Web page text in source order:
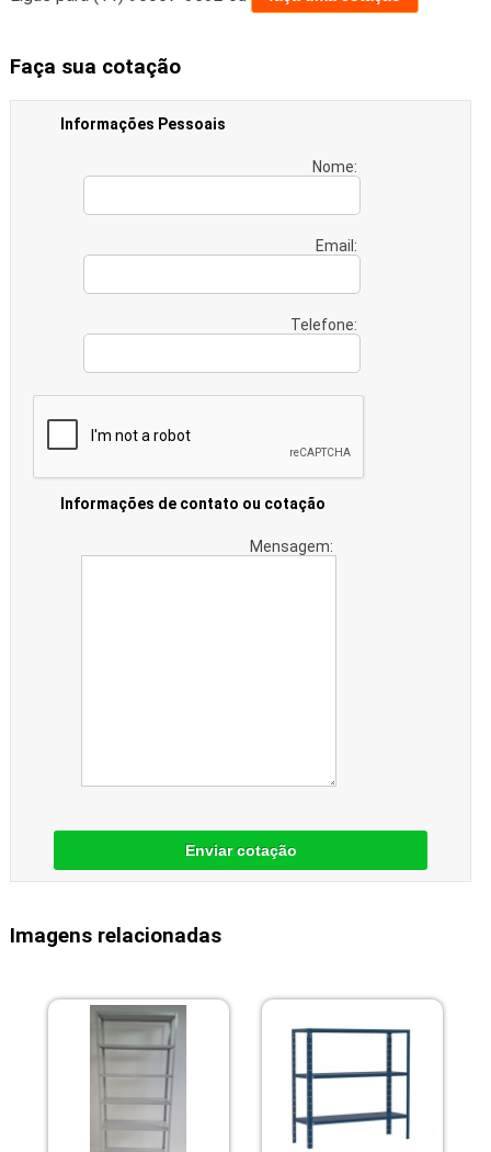
Faça sua cotação
Informações Pessoais
Nome:
Email:
Telefone:
Informações de contato ou cotação
Mensagem:
Enviar cotação
Imagens relacionadas